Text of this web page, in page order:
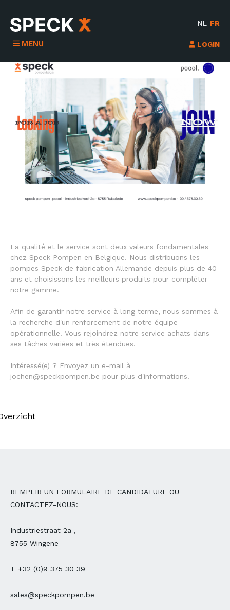
NL FR
LOGIN
MENU
La qualité et le service sont deux valeurs fondamentales
chez Speck Pompen en Belgique. Nous distribuons les
pompes Speck de fabrication Allemande depuis plus de 40
ans et choisissons les meilleurs produits pour compléter
notre gamme.
Afin de garantir notre service à long terme, nous sommes à
la recherche d'un renforcement de notre équipe
opérationnelle. Vous rejoindrez notre service achats dans
ses tâches variées et très étendues.
Intéressé(e) ? Envoyez un e-mail à
jochen@speckpompen.be pour plus d'informations.
REMPLIR UN FORMULAIRE DE CANDIDATURE OU
CONTACTEZ-NOUS:
Industriestraat 2a ,
8755 Wingene
T +32 (0)9 375 30 39
sales@speckpompen.be